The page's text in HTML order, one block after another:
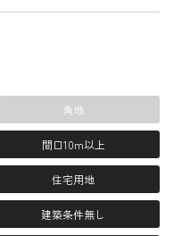
角地
間口10m以上
住宅用地
建築条件無し